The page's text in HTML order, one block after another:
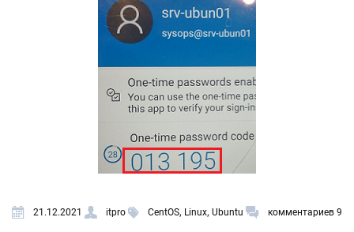
21.12.2021 itpro CentOS, Linux, Ubuntu комментариев 9